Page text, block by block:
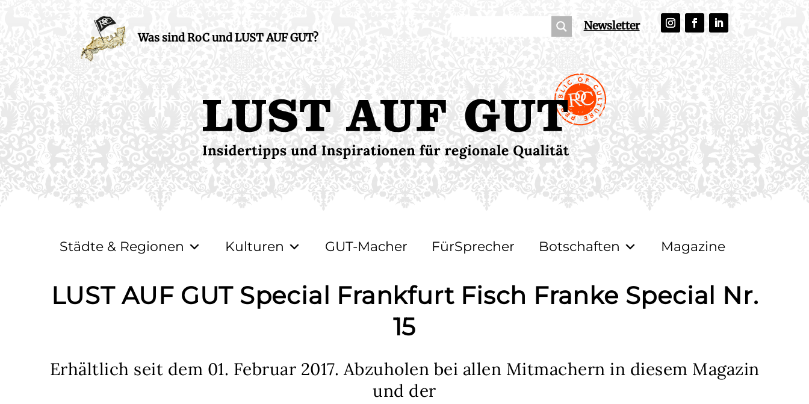
Was sind RoC und LUST AUF GUT?
Newsletter
Städte & Regionen Kulturen GUT-Macher FürSprecher Botschaften Magazine
LUST AUF GUT Special Frankfurt Fisch Franke Special Nr.
15
Erhältlich seit dem 01. Februar 2017. Abzuholen bei allen Mitmachern in diesem Magazin
und der